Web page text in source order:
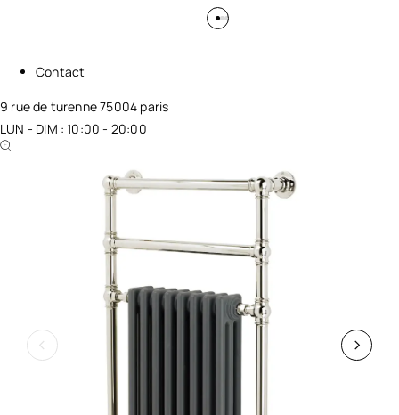
Contact
9 rue de turenne 75004 paris
LUN - DIM : 10:00 - 20:00